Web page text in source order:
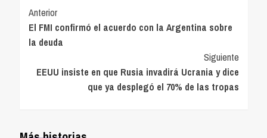
Navegación
de
entradas
Anterior
El FMI confirmó el acuerdo con la Argentina sobre
la deuda
Siguiente
EEUU insiste en que Rusia invadirá Ucrania y dice
que ya desplegó el 70% de las tropas